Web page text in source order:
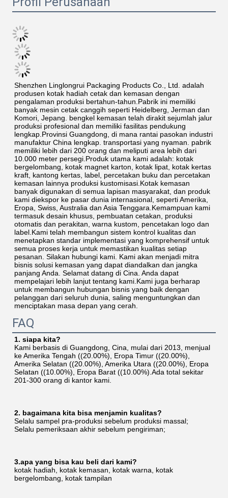
Shenzhen Linglongrui Packaging Products Co., Ltd. adalah
produsen kotak hadiah cetak dan kemasan dengan
pengalaman produksi bertahun-tahun.Pabrik ini memiliki
banyak mesin cetak canggih seperti Heidelberg, Jerman dan
Komori, Jepang. bengkel kemasan telah dirakit sejumlah jalur
produksi profesional dan memiliki fasilitas pendukung
lengkap.Provinsi Guangdong, di mana rantai pasokan industri
manufaktur China lengkap. transportasi yang nyaman. pabrik
memiliki lebih dari 200 orang dan meliputi area lebih dari
10.000 meter persegi.Produk utama kami adalah: kotak
bergelombang, kotak magnet karton, kotak lipat, kotak kertas
kraft, kantong kertas, label, percetakan buku dan percetakan
kemasan lainnya produksi kustomisasi.Kotak kemasan
banyak digunakan di semua lapisan masyarakat, dan produk
kami diekspor ke pasar dunia internasional, seperti Amerika,
Eropa, Swiss, Australia dan Asia Tenggara.Kemampuan kami
termasuk desain khusus, pembuatan cetakan, produksi
otomatis dan perakitan, warna kustom, pencetakan logo dan
label.Kami telah membangun sistem kontrol kualitas dan
menetapkan standar implementasi yang komprehensif untuk
semua proses kerja untuk memastikan kualitas setiap
pesanan. Silakan hubungi kami. Kami akan menjadi mitra
bisnis solusi kemasan yang dapat diandalkan dan jangka
panjang Anda. Selamat datang di Cina. Anda dapat
mempelajari lebih lanjut tentang kami.Kami juga berharap
untuk membangun hubungan bisnis yang baik dengan
pelanggan dari seluruh dunia, saling menguntungkan dan
menciptakan masa depan yang cerah.
FAQ
1. siapa kita?
Kami berbasis di Guangdong, Cina, mulai dari 2013, menjual
ke Amerika Tengah ((20.00%), Eropa Timur ((20.00%),
Amerika Selatan ((20.00%), Amerika Utara ((20.00%), Eropa
Selatan ((10.00%), Eropa Barat ((10.00%).Ada total sekitar
201-300 orang di kantor kami.
2. bagaimana kita bisa menjamin kualitas?
Selalu sampel pra-produksi sebelum produksi massal;
Selalu pemeriksaan akhir sebelum pengiriman;
3.apa yang bisa kau beli dari kami?
kotak hadiah, kotak kemasan, kotak warna, kotak
bergelombang, kotak tampilan